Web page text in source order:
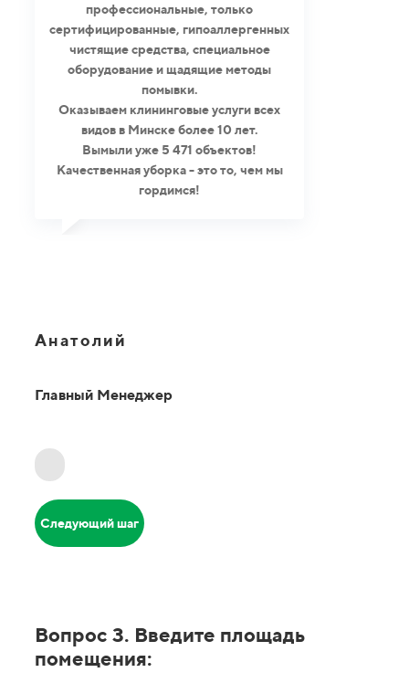
профессиональные, только
сертифицированные, гипоаллергенных
чистящие средства, специальное
оборудование и щадящие методы
помывки.
Оказываем клининговые услуги всех
видов в Минске более 10 лет.
Вымыли уже 5 471 объектов!
Качественная уборка - это то, чем мы
гордимся!
Анатолий
Главный Менеджер
Следующий шаг
Вопрос 3. Введите площадь
помещения: